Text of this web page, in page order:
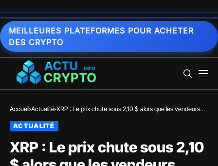
MEILLEURES PLATEFORMES POUR ACHETER
DES CRYPTO
Accueil Actualité XRP : Le prix chute sous 2,10 $ alors que les vendeurs
ACTUALITÉ
XRP : Le prix chute sous 2,10